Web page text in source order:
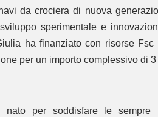
da crociera di nuova
sperimentale e
ha finanziato con risorse Fsc
per un importo complessivo di
per soddisfare le sempre